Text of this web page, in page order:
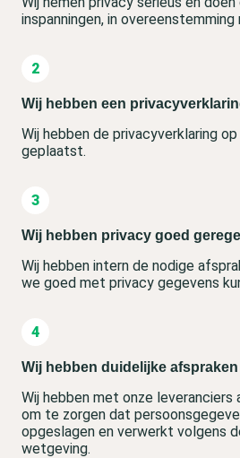
inspanningen, in
Wij hebben een
Wij hebben de privacyverklaring
geplaatst.
Wij hebben privacy goed
Wij hebben intern de nodige
we goed met privacy gegevens
Wij hebben duidelijke
Wij hebben met onze leveranciers
om te zorgen dat
opgeslagen en verwerkt volgens
wetgeving.